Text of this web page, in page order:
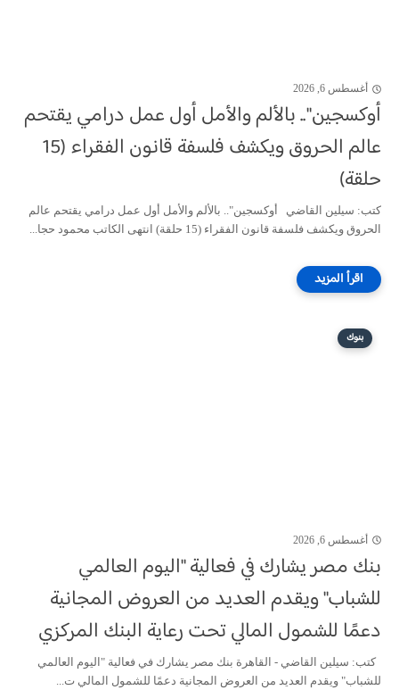
أغسطس 6, 2026
أوكسجين".. بالألم والأمل أول عمل درامي يقتحم
عالم الحروق ويكشف فلسفة قانون الفقراء (15
حلقة)
كتب: سيلين القاضي أوكسجين".. بالألم والأمل أول عمل درامي يقتحم عالم
الحروق ويكشف فلسفة قانون الفقراء (15 حلقة) انتهى الكاتب محمود حجا...
بنوك
أغسطس 6, 2026
بنك مصر يشارك في فعالية "اليوم العالمي
للشباب" ويقدم العديد من العروض المجانية
دعمًا للشمول المالي تحت رعاية البنك المركزي
كتب: سيلين القاضي - القاهرة بنك مصر يشارك في فعالية "اليوم العالمي
للشباب" ويقدم العديد من العروض المجانية دعمًا للشمول المالي ت...